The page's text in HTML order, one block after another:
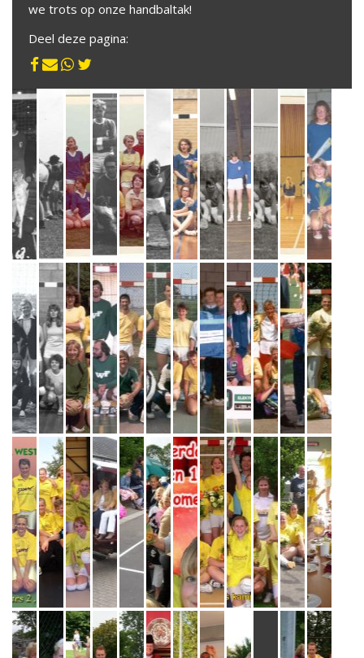
we trots op onze handbaltak!
Deel deze pagina: